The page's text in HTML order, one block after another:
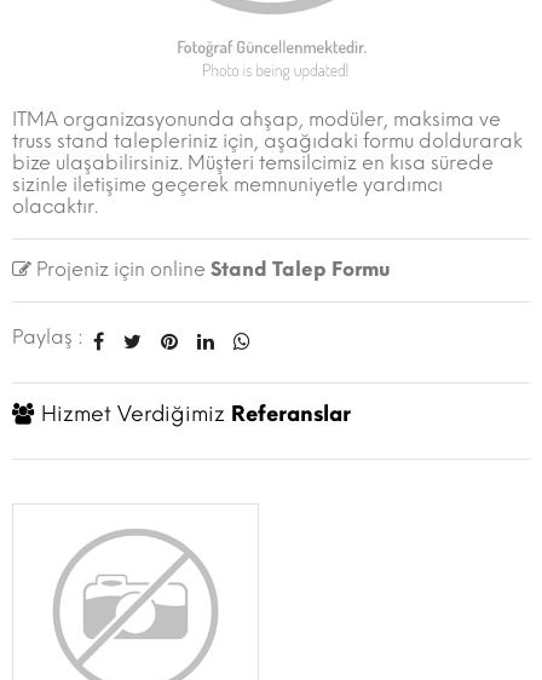
ITMA organizasyonunda ahşap, modüler, maksima ve
truss stand talepleriniz için, aşağıdaki formu doldurarak
bize ulaşabilirsiniz. Müşteri temsilcimiz en kısa sürede
sizinle iletişime geçerek memnuniyetle yardımcı
olacaktır.
Projeniz için online Stand Talep Formu
Paylaş :
Hizmet Verdiğimiz Referanslar